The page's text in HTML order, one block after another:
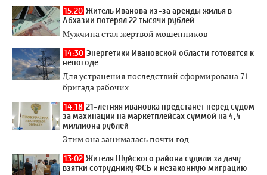
15:20 Житель Иванова из-за аренды жилья в
Абхазии потерял 22 тысячи рублей
Мужчина стал жертвой мошенников
14:30 Энергетики Ивановской области готовятся к
непогоде
Для устранения последствий сформирована 71
бригада рабочих
14:18 21-летняя ивановка предстанет перед судом
за махинации на маркетплейсах суммой на 4,4
миллиона рублей
Этим она занималась почти год
13:02 Жителя Шуйского района судили за дачу
взятки сотруднику ФСБ и незаконную миграцию